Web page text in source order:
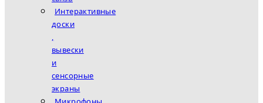
Интерактивные
доски
,
вывески
и
сенсорные
экраны